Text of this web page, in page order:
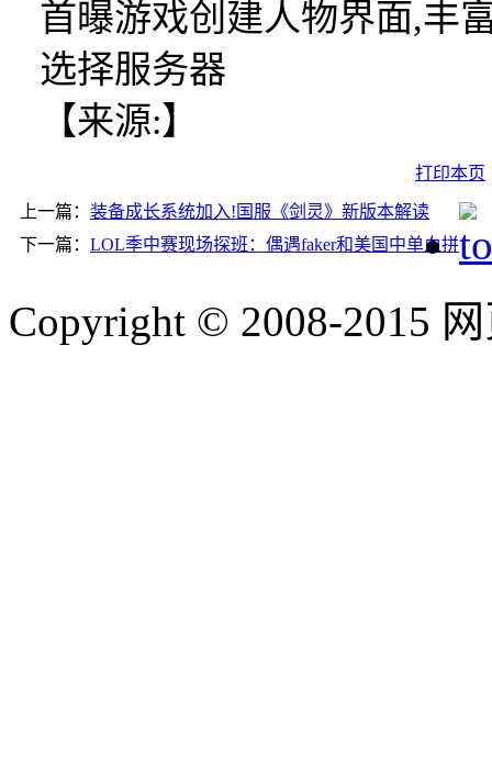
首曝游戏创建人物界面,丰
选择服务器
【来源:】
打印本页
上一篇： 装备成长系统加入!国服《剑灵》新版本解读
下一篇： LOL季中赛现场探班：偶遇faker和美国中单血拼
Copyright © 2008-2015